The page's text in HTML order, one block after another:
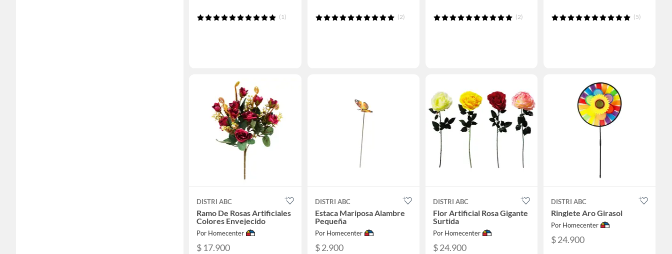
(1) (2) (2) (5)
DISTRI ABC
Ramo De Rosas Artificiales
Colores Envejecido
Por Homecenter
$ 17.900
DISTRI ABC
Estaca Mariposa Alambre
Pequeña
Por Homecenter
$ 2.900
DISTRI ABC
Flor Artificial Rosa Gigante
Surtida
Por Homecenter
$ 24.900
DISTRI ABC
Ringlete Aro Girasol
Por Homecenter
$ 24.900